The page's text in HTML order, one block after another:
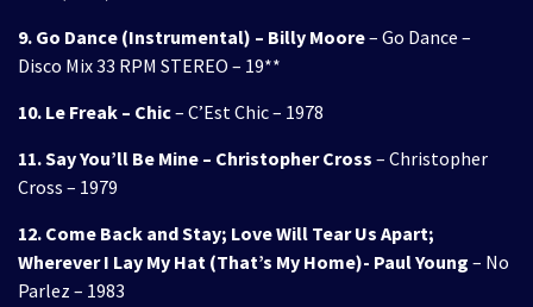
9. Go Dance (Instrumental) – Billy Moore– Go Dance –
Disco Mix 33 RPM STEREO – 19**
10. Le Freak – Chic– C’Est Chic – 1978
11. Say You’ll Be Mine – Christopher Cross – Christopher
Cross – 1979
12. Come Back and Stay; Love Will Tear Us Apart;
Wherever I Lay My Hat (That’s My Home)- Paul Young – No
Parlez – 1983